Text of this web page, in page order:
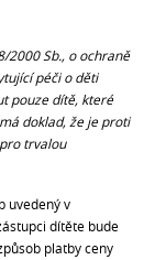
2000 Sb., o ochraně
péči o děti
pouze dítě, které
doklad, že je proti
trvalou
uvedený v
dítěte bude
platby ceny